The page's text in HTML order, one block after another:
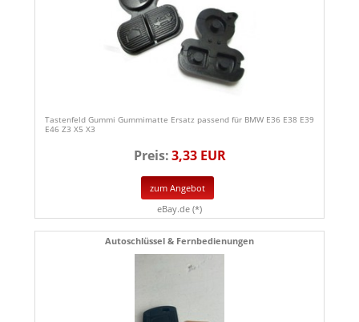
Tastenfeld Gummi Gummimatte Ersatz passend für BMW E36 E38 E39
E46 Z3 X5 X3
Preis:3,33 EUR
zum Angebot
eBay.de (*)
Autoschlüssel & Fernbedienungen